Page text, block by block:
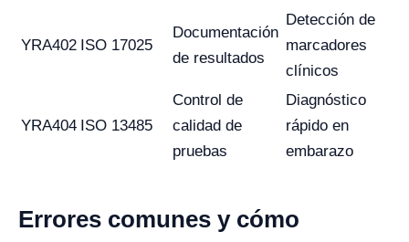
YRA402 ISO 17025
Documentación
de resultados
Detección de
marcadores
clínicos
YRA404 ISO 13485
Control de
calidad de
pruebas
Diagnóstico
rápido en
embarazo
Errores comunes y cómo